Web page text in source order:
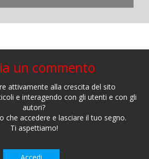
un commento
attivamente alla crescita del sito
e interagendo con gli utenti e con gli
autori?
che accedere e lasciare il tuo segno.
Ti aspettiamo!